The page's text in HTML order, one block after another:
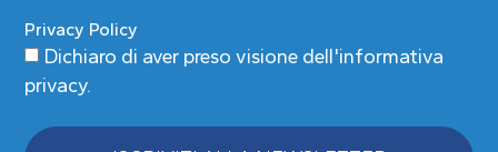
Privacy Policy
Dichiaro di aver preso visione dell'informativa
privacy.